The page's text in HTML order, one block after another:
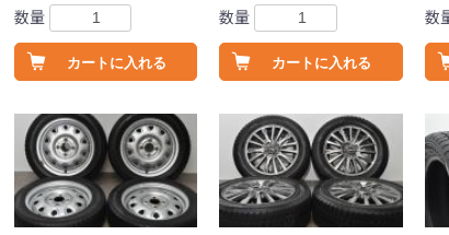
数量
カートに入れる
数量
カートに入れる
数